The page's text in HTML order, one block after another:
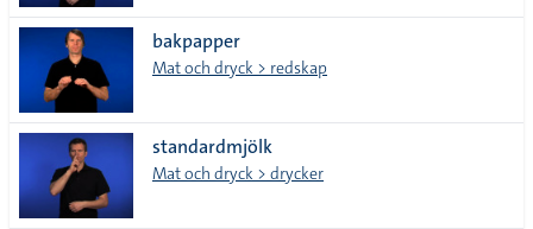
bakpapper
Mat och dryck > redskap
standardmjölk
Mat och dryck > drycker